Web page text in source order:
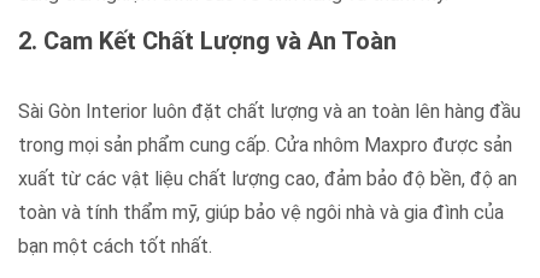
2. Cam Kết Chất Lượng và An Toàn
Sài Gòn Interior luôn đặt chất lượng và an toàn lên hàng đầu
trong mọi sản phẩm cung cấp. Cửa nhôm Maxpro được sản
xuất từ các vật liệu chất lượng cao, đảm bảo độ bền, độ an
toàn và tính thẩm mỹ, giúp bảo vệ ngôi nhà và gia đình của
bạn một cách tốt nhất.